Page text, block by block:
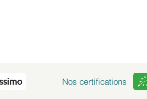
Nos certifications